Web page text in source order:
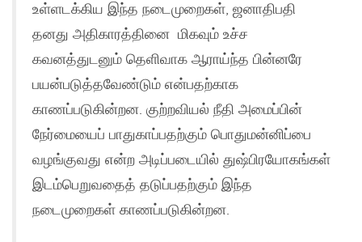
உள்ளடக்கிய இந்த நடைமுறைகள், ஜனாதிபதி
தனது அதிகாரத்தினை மிகவும் உச்ச
கவனத்துடனும் தெளிவாக ஆராய்ந்த பின்னரே
பயன்படுத்தவேண்டும் என்பதற்காக
காணப்படுகின்றன. குற்றவியல் நீதி அமைப்பின்
நேர்மையைப் பாதுகாப்பதற்கும் பொதுமன்னிப்பை
வழங்குவது என்ற அடிப்படையில் துஷ்பிரயோகங்கள்
இடம்பெறுவதைத் தடுப்பதற்கும் இந்த
நடைமுறைகள் காணப்படுகின்றன.